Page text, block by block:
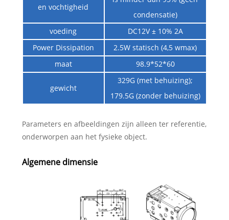
en vochtigheid
condensatie)
voeding
DC12V ± 10% 2A
Power Dissipation
2.5W statisch (4,5 wmax)
maat
98.9*52*60
gewicht
329G (met behuizing);
179.5G (zonder behuizing)
Parameters en afbeeldingen zijn alleen ter referentie,
onderworpen aan het fysieke object.
Algemene dimensie